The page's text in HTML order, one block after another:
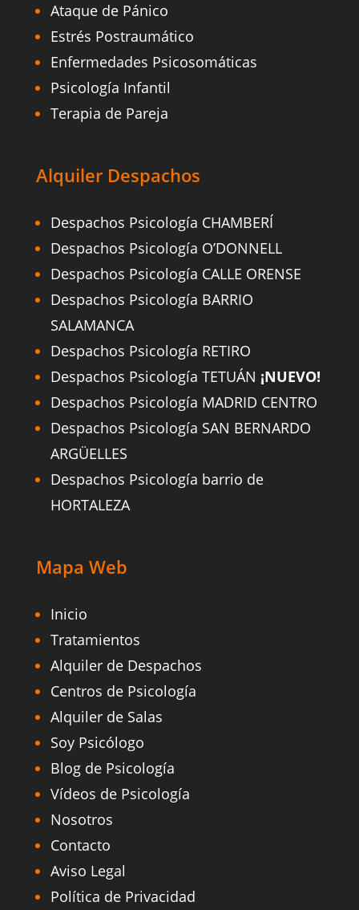
Ataque de Pánico
Estrés Postraumático
Enfermedades Psicosomáticas
Psicología Infantil
Terapia de Pareja
Alquiler Despachos
Despachos Psicología CHAMBERÍ
Despachos Psicología O’DONNELL
Despachos Psicología CALLE ORENSE
Despachos Psicología BARRIO
SALAMANCA
Despachos Psicología RETIRO
Despachos Psicología TETUÁN ¡NUEVO!
Despachos Psicología MADRID CENTRO
Despachos Psicología SAN BERNARDO
ARGÜELLES
Despachos Psicología barrio de
HORTALEZA
Mapa Web
Inicio
Tratamientos
Alquiler de Despachos
Centros de Psicología
Alquiler de Salas
Soy Psicólogo
Blog de Psicología
Vídeos de Psicología
Nosotros
Contacto
Aviso Legal
Política de Privacidad